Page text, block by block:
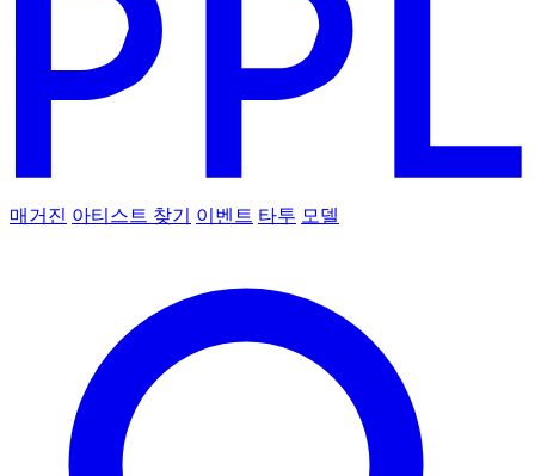
매거진 아티스트 찾기 이벤트 타투 모델